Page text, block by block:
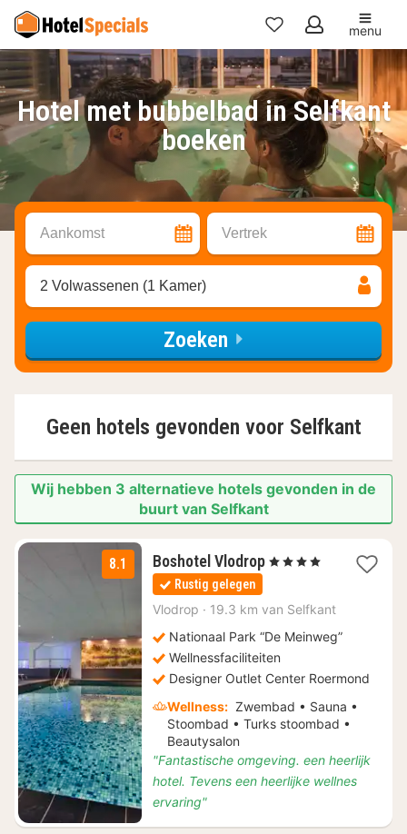
Mijn
favorieten
menu
Hotel met bubbelbad in Selfkant
boeken
Aankomst Vertrek
2 Volwassenen (1 Kamer)
Zoeken
Geen hotels gevonden voor Selfkant
Wij hebben 3 alternatieve hotels gevonden in de
buurt van Selfkant
8.1 Boshotel Vlodrop1
€
, 4 Sterren
Rustig gelegen
Vlodrop · 19.3 km van Selfkant
Nationaal Park “De Meinweg”
Wellnessfaciliteiten
Designer Outlet Center Roermond
Wellness: Zwembad • Sauna •
Stoombad • Turks stoombad •
Beautysalon
"Fantastische omgeving. een heerlijk
hotel. Tevens een heerlijke wellnes
ervaring"